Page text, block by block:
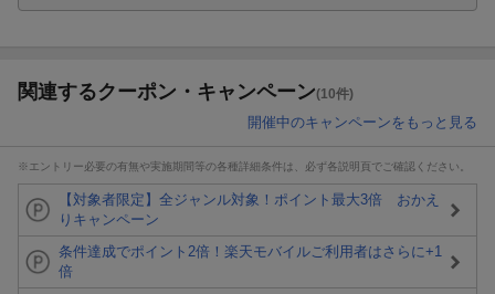
関連するクーポン・キャンペーン(10件)
開催中のキャンペーンをもっと見る
※エントリー必要の有無や実施期間等の各種詳細条件は、必ず各説明頁でご確認ください。
【対象者限定】全ジャンル対象！ポイント最大3倍 おかえ
りキャンペーン
条件達成でポイント2倍！楽天モバイルご利用者はさらに+1
倍